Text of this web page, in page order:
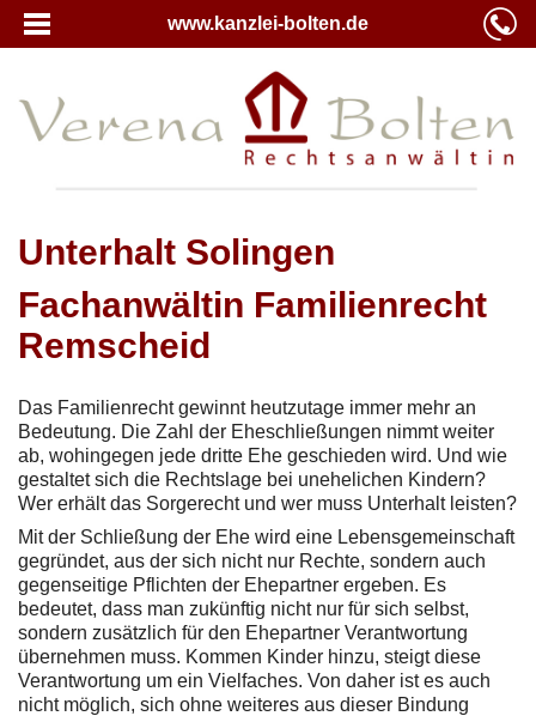
www.kanzlei-bolten.de
Unterhalt Solingen
Fachanwältin Familienrecht
Remscheid
Das Familienrecht gewinnt heutzutage immer mehr an
Bedeutung. Die Zahl der Eheschließungen nimmt weiter
ab, wohingegen jede dritte Ehe geschieden wird. Und wie
gestaltet sich die Rechtslage bei unehelichen Kindern?
Wer erhält das Sorgerecht und wer muss Unterhalt leisten?
Mit der Schließung der Ehe wird eine Lebensgemeinschaft
gegründet, aus der sich nicht nur Rechte, sondern auch
gegenseitige Pflichten der Ehepartner ergeben. Es
bedeutet, dass man zukünftig nicht nur für sich selbst,
sondern zusätzlich für den Ehepartner Verantwortung
übernehmen muss. Kommen Kinder hinzu, steigt diese
Verantwortung um ein Vielfaches. Von daher ist es auch
nicht möglich, sich ohne weiteres aus dieser Bindung